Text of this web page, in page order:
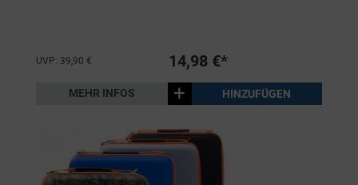
UVP: 39,90 € 14,98 €*
MEHR INFOS + HINZUFÜGEN